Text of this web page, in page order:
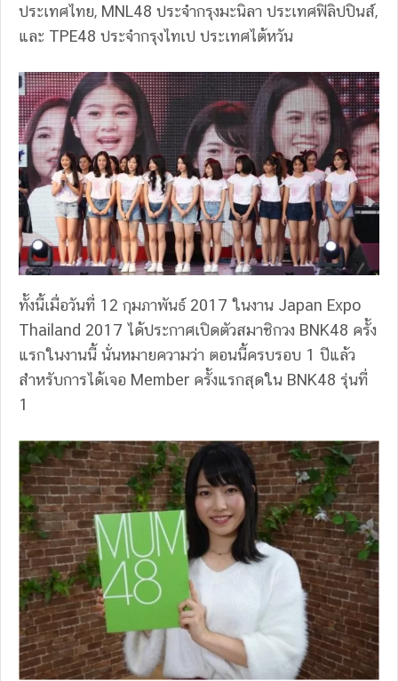
ประเทศไทย, MNL48 ประจำกรุงมะนิลา ประเทศฟิลิปปินส์,
และ TPE48 ประจำกรุงไทเป ประเทศไต้หวัน
ทั้งนี้เมื่อวันที่ 12 กุมภาพันธ์ 2017 ในงาน Japan Expo
Thailand 2017 ได้ประกาศเปิดตัวสมาชิกวง BNK48 ครั้ง
แรกในงานนี้ นั่นหมายความว่า ตอนนี้ครบรอบ 1 ปีแล้ว
สำหรับการได้เจอ Member ครั้งแรกสุดใน BNK48 รุ่นที่
1